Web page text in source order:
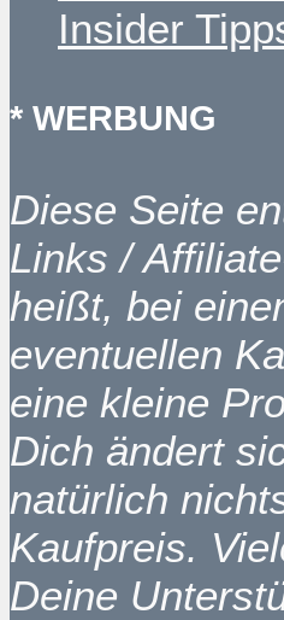
Insider
* WERBUNG
Diese Seite
Links /
heißt, bei
eventuellen
eine kleine
Dich ändert
natürlich
Kaufpreis.
Deine